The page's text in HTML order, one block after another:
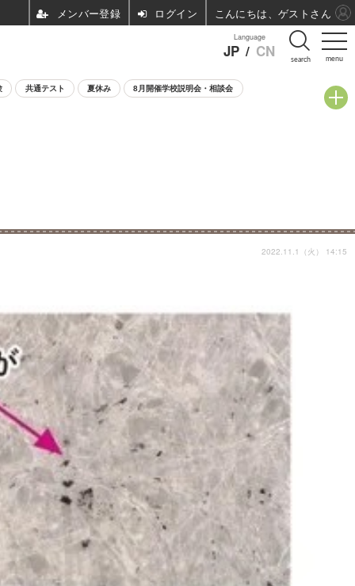
menu
Language
JP / CN search
共通テスト 夏休み 8月開催学校説明会・相談会
2022.11.1（火） 14:15
ログイン こんにちは、ゲストさん